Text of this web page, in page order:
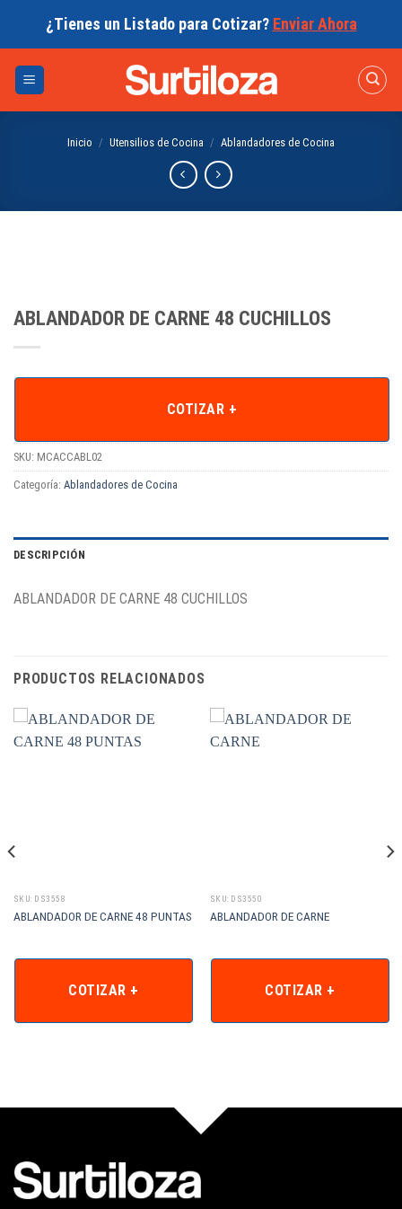
¿Tienes un Listado para Cotizar? Enviar Ahora
Inicio / Utensilios de Cocina / Ablandadores de Cocina
ABLANDADOR DE CARNE 48 CUCHILLOS
COTIZAR +
SKU: MCACCABL02
Categoría: Ablandadores de Cocina
DESCRIPCIÓN
ABLANDADOR DE CARNE 48 CUCHILLOS
PRODUCTOS RELACIONADOS
SKU: DS3558
ABLANDADOR DE CARNE 48 PUNTAS
COTIZAR +
SKU: DS3550
ABLANDADOR DE CARNE
COTIZAR +